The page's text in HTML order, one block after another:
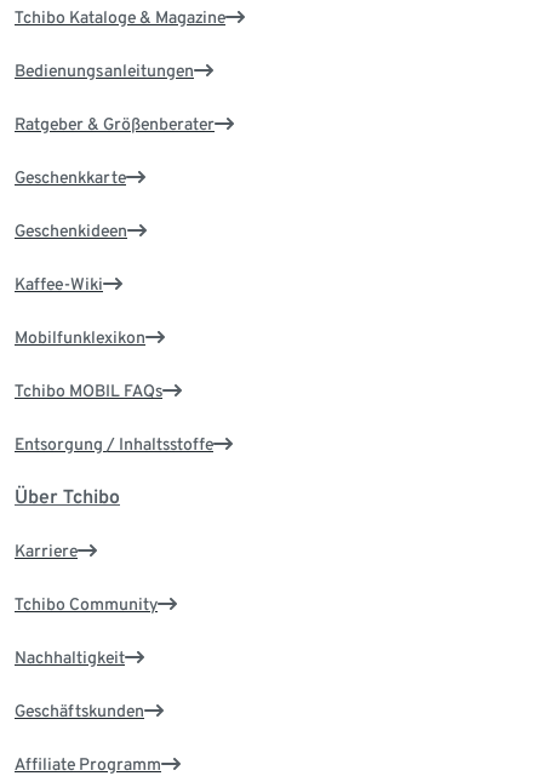
Tchibo Kataloge & Magazine
Bedienungsanleitungen
Ratgeber & Größenberater
Geschenkkarte
Geschenkideen
Kaffee-Wiki
Mobilfunklexikon
Tchibo MOBIL FAQs
Entsorgung / Inhaltsstoffe
Über Tchibo
Karriere
Tchibo Community
Nachhaltigkeit
Geschäftskunden
Affiliate Programm